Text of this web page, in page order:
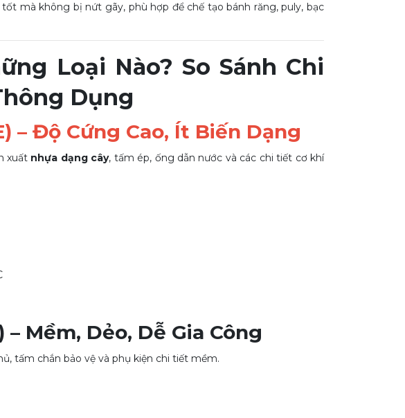
mà không bị nứt gãy, phù hợp để chế tạo bánh răng, puly, bạc
Loại Nào? So Sánh Chi
Dụng
– Độ Cứng Cao, Ít Biến Dạng
xuất nhựa dạng cây, tấm ép, ống dẫn nước và các chi tiết cơ khí
– Mềm, Dẻo, Dễ Gia Công
tấm chắn bảo vệ và phụ kiện chi tiết mềm.